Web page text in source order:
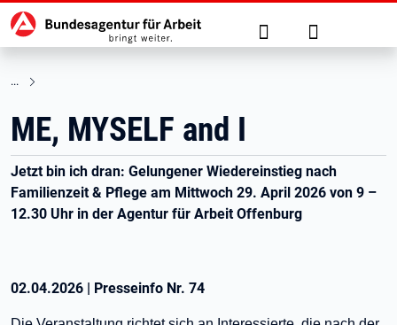
zu den Hauptinhalten springen
Hauptnavigation Suche Anmelden
ME, MYSELF and I
Jetzt bin ich dran: Gelungener Wiedereinstieg nach
Familienzeit & Pflege am Mittwoch 29. April 2026 von 9 –
12.30 Uhr in der Agentur für Arbeit Offenburg
02.04.2026 | Presseinfo Nr. 74